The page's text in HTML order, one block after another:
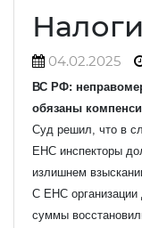
Налоги
04.02.2025
ВС РФ:
обязаны
Суд решил, что в
ЕНС инспекторы
излишнем
С ЕНС
суммы